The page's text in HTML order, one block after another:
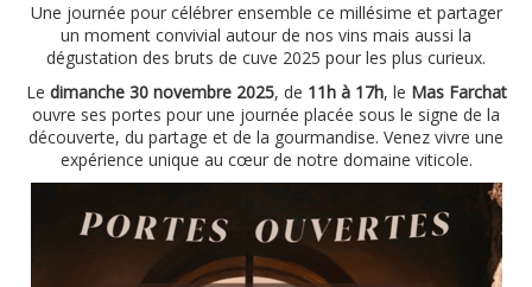
Une journée pour célébrer ensemble ce millésime et partager
un moment convivial autour de nos vins mais aussi la
dégustation des bruts de cuve 2025 pour les plus curieux.
Le dimanche 30 novembre 2025, de 11h à 17h, le Mas Farchat
ouvre ses portes pour une journée placée sous le signe de la
découverte, du partage et de la gourmandise. Venez vivre une
expérience unique au cœur de notre domaine viticole.